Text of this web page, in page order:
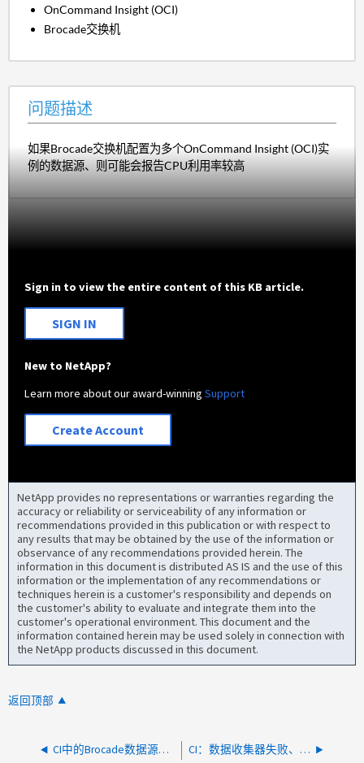
OnCommand Insight (OCI)
Brocade交换机
问题描述
如果Brocade交换机配置为多个OnCommand Insight (OCI)实
例的数据源、则可能会报告CPU利用率较高
Sign in to view the entire content of this KB article.
SIGN IN
New to NetApp?
Learn more about our award-winningSupport
Create Account
NetApp provides no representations or warranties regarding the
accuracy or reliability or serviceability of any information or
recommendations provided in this publication or with respect to
any results that may be obtained by the use of the information or
observance of any recommendations provided herein. The
information in this document is distributed AS IS and the use of this
information or the implementation of any recommendations or
techniques herein is a customer's responsibility and depends on
the customer's ability to evaluate and integrate them into the
customer's operational environment. This document and the
information contained herein may be used solely in connection with
the NetApp products discussed in this document.
返回顶部
CI中的Brocade数据源失败、并显示错误：无效交换机WWN：00：00：00：00：00：00：00：00：00：00：00 CI：数据收集器失败、并显示错误"Failed to process OData task"